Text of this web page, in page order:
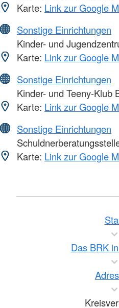
Karte: Link zur Google
Sonstige Einrichtungen
Kinder- und
Karte: Link zur Google
Sonstige Einrichtungen
Kinder- und Teeny-Klub
Karte: Link zur Google
Sonstige Einrichtungen
Karte: Link zur Google
Das BRK